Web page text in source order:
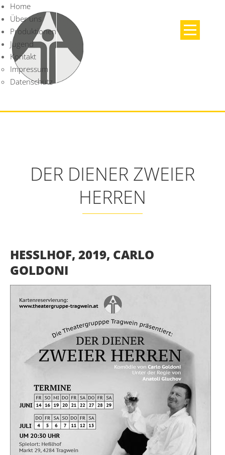
Home
Über uns
Produktionen
Jugend
Kontakt
Impressum
Datenschutz
DER DIENER ZWEIER
HERREN
HESSLHOF, 2019, CARLO G
OLDONI